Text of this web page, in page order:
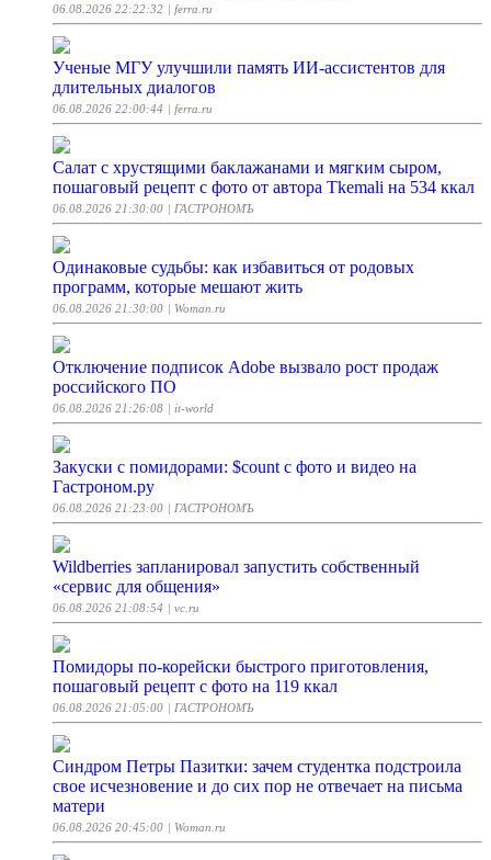
06.08.2026 22:22:32 | ferra.ru
Ученые МГУ улучшили память ИИ-ассистентов для
длительных диалогов
06.08.2026 22:00:44 | ferra.ru
Салат с хрустящими баклажанами и мягким сыром,
пошаговый рецепт с фото от автора Tkemali на 534 ккал
06.08.2026 21:30:00 | ГАСТРОНОМЪ
Одинаковые судьбы: как избавиться от родовых
программ, которые мешают жить
06.08.2026 21:30:00 | Woman.ru
Отключение подписок Adobe вызвало рост продаж
российского ПО
06.08.2026 21:26:08 | it-world
Закуски с помидорами: $count с фото и видео на
Гастроном.ру
06.08.2026 21:23:00 | ГАСТРОНОМЪ
Wildberries запланировал запустить собственный
«сервис для общения»
06.08.2026 21:08:54 | vc.ru
Помидоры по-корейски быстрого приготовления,
пошаговый рецепт с фото на 119 ккал
06.08.2026 21:05:00 | ГАСТРОНОМЪ
Синдром Петры Пазитки: зачем студентка подстроила
свое исчезновение и до сих пор не отвечает на письма
матери
06.08.2026 20:45:00 | Woman.ru